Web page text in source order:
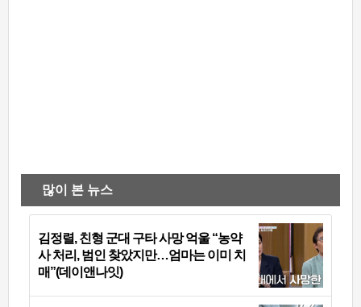
많이 본 뉴스
김정렬, 친형 군대 구타 사망 억울 “농약
사 처리, 범인 찾았지만…엄마는 이미 치
매”(데이앤나잇)